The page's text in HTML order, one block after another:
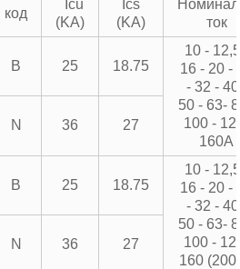
код
Icu
(KA)
Ics
(KA)
ток
B 25 18.75
10 -
16 - 20 -
- 32 -
50 - 63-
100 -
160А
N 36 27
B 25 18.75
10 -
16 - 20 -
- 32 -
50 - 63-
100 -
160
N 36 27